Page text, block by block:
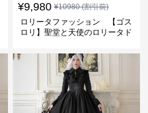
¥9,980 ¥10980(割引前)
ロリータファッション 【ゴス
ロリ】聖堂と天使のロリータド